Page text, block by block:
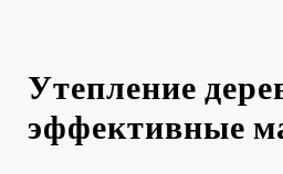
Утепление
эффективные